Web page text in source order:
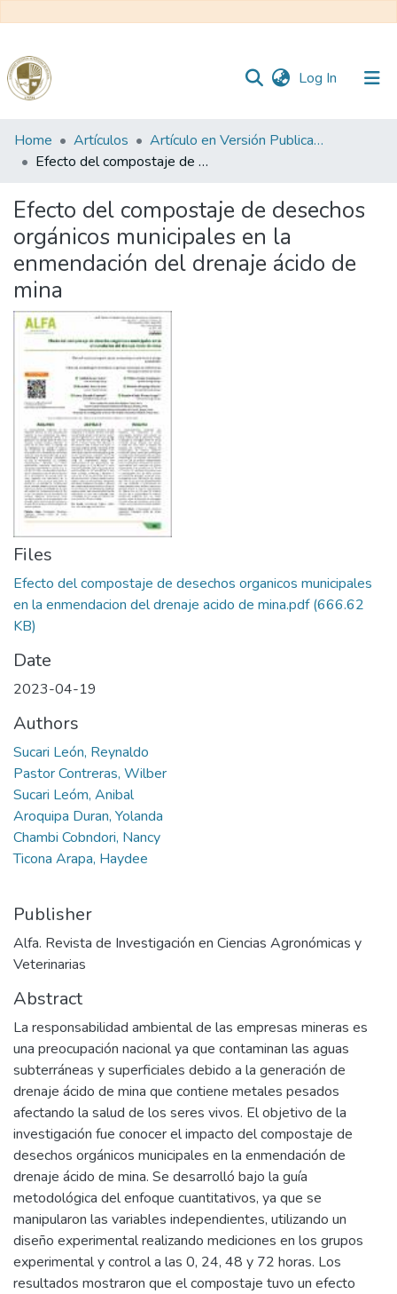
Log In (current)
Communities
&
All of DSpace
Statistics
Reglamento
Formatos
Manuales
Home Artículos
Artículo en Versión Publicada
Efecto del compostaje de desechos orgánicos municipales en la enmendación del drenaje ácido de mina
Efecto del compostaje de desechos
orgánicos municipales en la
enmendación del drenaje ácido de
mina
Files
Efecto del compostaje de desechos organicos municipales
en la enmendacion del drenaje acido de mina.pdf(666.62
KB)
Date
2023-04-19
Authors
Sucari León, Reynaldo
Pastor Contreras, Wilber
Sucari Leóm, Anibal
Aroquipa Duran, Yolanda
Chambi Cobndori, Nancy
Ticona Arapa, Haydee
Publisher
Alfa. Revista de Investigación en Ciencias Agronómicas y
Veterinarias
Abstract
La responsabilidad ambiental de las empresas mineras es
una preocupación nacional ya que contaminan las aguas
subterráneas y superficiales debido a la generación de
drenaje ácido de mina que contiene metales pesados
afectando la salud de los seres vivos. El objetivo de la
investigación fue conocer el impacto del compostaje de
desechos orgánicos municipales en la enmendación de
drenaje ácido de mina. Se desarrolló bajo la guía
metodológica del enfoque cuantitativos, ya que se
manipularon las variables independientes, utilizando un
diseño experimental realizando mediciones en los grupos
experimental y control a las 0, 24, 48 y 72 horas. Los
resultados mostraron que el compostaje tuvo un efecto